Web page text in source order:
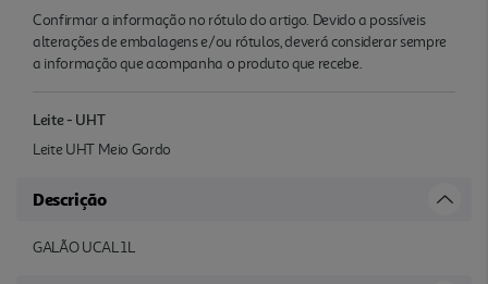
Confirmar a informação no rótulo do artigo. Devido a possíveis
alterações de embalagens e/ou rótulos, deverá considerar sempre
a informação que acompanha o produto que recebe.
Leite - UHT
Leite UHT Meio Gordo
Descrição
GALÃO UCAL 1L